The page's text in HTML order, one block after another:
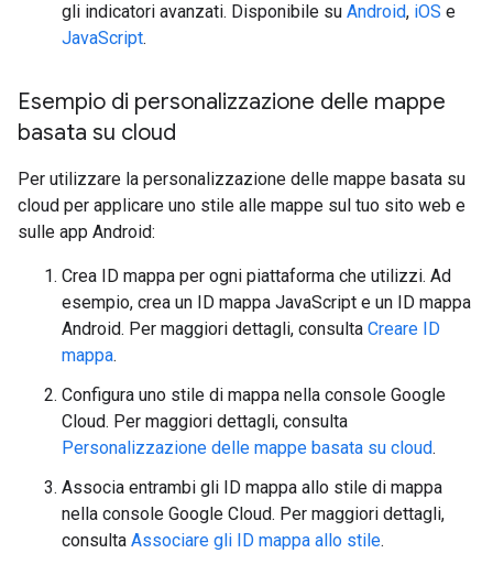
gli indicatori avanzati. Disponibile su Android, iOS e
JavaScript.
Esempio di personalizzazione delle mappe
basata su cloud
Per utilizzare la personalizzazione delle mappe basata su
cloud per applicare uno stile alle mappe sul tuo sito web e
sulle app Android:
Crea ID mappa per ogni piattaforma che utilizzi. Ad
esempio, crea un ID mappa JavaScript e un ID mappa
Android. Per maggiori dettagli, consulta Creare ID
mappa.
Configura uno stile di mappa nella console Google
Cloud. Per maggiori dettagli, consulta
Personalizzazione delle mappe basata su cloud.
Associa entrambi gli ID mappa allo stile di mappa
nella console Google Cloud. Per maggiori dettagli,
consulta Associare gli ID mappa allo stile.